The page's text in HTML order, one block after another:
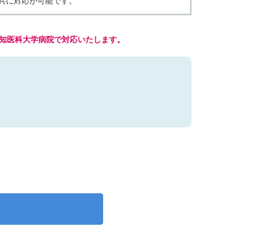
科大学病院で対応いたします。